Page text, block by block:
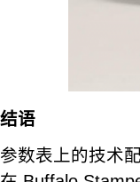
结语
参数表上的技术